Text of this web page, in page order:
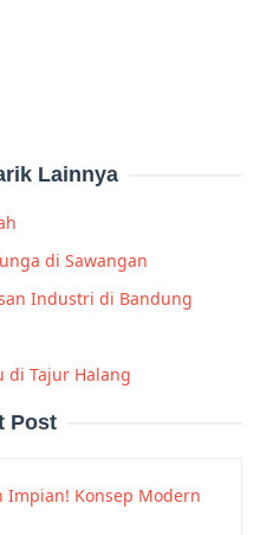
Lainnya
di Sawangan
Industri di Bandung
di Tajur Halang
Post
Impian! Konsep Modern